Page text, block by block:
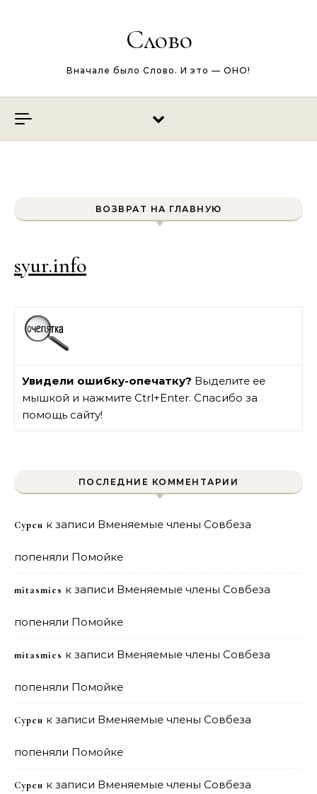
Слово
Вначале было Слово. И это — ОНО!
ВОЗВРАТ НА ГЛАВНУЮ
syur.info
Увидели ошибку-опечатку? Выделите ее
мышкой и нажмите Ctrl+Enter. Спасибо за
помощь сайту!
ПОСЛЕДНИЕ КОММЕНТАРИИ
Сурен к записи Вменяемые члены Совбеза
попеняли Помойке
mitasmies к записи Вменяемые члены Совбеза
попеняли Помойке
mitasmies к записи Вменяемые члены Совбеза
попеняли Помойке
Сурен к записи Вменяемые члены Совбеза
попеняли Помойке
Сурен к записи Вменяемые члены Совбеза